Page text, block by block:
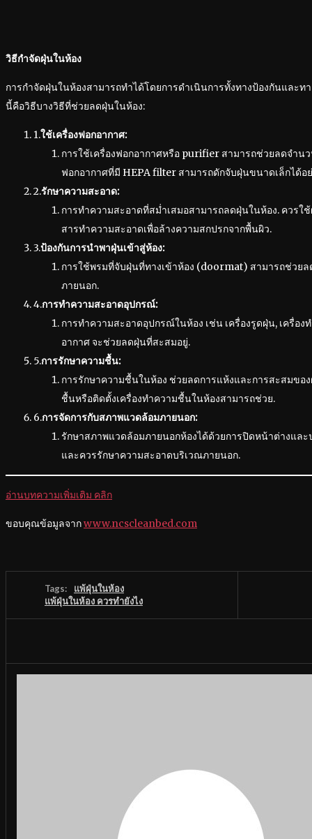
วิธีกำจัดฝุ่นในห้อง
การกำจัดฝุ่นในห้องสามารถทำได้โดยการดำเนินการทั้งทางป้องกันและท
นี้คือวิธีบางวิธีที่ช่วยลดฝุ่นในห้อง:
1.ใช้เครื่องฟอกอากาศ:
การใช้เครื่องฟอกอากาศหรือ purifier สามารถช่วยลดจำนว
ฟอกอากาศที่มี HEPA filter สามารถดักจับฝุ่นขนาดเล็กได้อ
2.รักษาความสะอาด:
การทำความสะอาดที่สม่ำเสมอสามารถลดฝุ่นในห้อง. ควรใ
สารทำความสะอาดเพื่อล้างความสกปรกจากพื้นผิว.
3.ป้องกันการนำพาฝุ่นเข้าสู่ห้อง:
การใช้พรมที่จับฝุ่นที่ทางเข้าห้อง (doormat) สามารถช่วยล
ภายนอก.
4.การทำความสะอาดอุปกรณ์:
การทำความสะอาดอุปกรณ์ในห้อง เช่น เครื่องรูดฝุ่น, เครื่อง
อากาศ จะช่วยลดฝุ่นที่สะสมอยู่.
5.การรักษาความชื้น:
การรักษาความชื้นในห้อง ช่วยลดการแห้งและการสะสมของ
ชื้นหรือติดตั้งเครื่องทำความชื้นในห้องสามารถช่วย.
6.การจัดการกับสภาพแวดล้อมภายนอก:
รักษาสภาพแวดล้อมภายนอกห้องได้ด้วยการปิดหน้าต่างและ
และควรรักษาความสะอาดบริเวณภายนอก.
อ่านบทความเพิ่มเติม คลิก
ขอบคุณข้อมูลจากwww.ncscleanbed.com
Tags:
แพ้ฝุ่นในห้อง
แพ้ฝุ่นในห้อง ควรทำยังไง